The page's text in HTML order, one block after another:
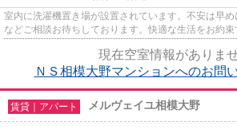
室内に洗濯機置き場が設置されています。不安は早
などご相談お待ちしております。快適な生活をお約
現在空室情報がありませ
ＮＳ相模大野マンションへのお問
賃貸｜アパート メルヴェイユ相模大野